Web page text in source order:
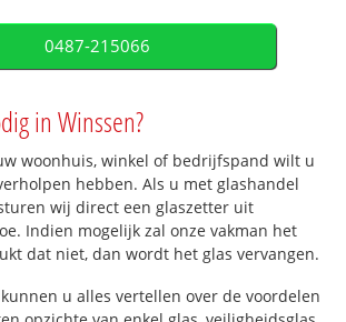
0487-215066
in Winssen?
woonhuis, winkel of bedrijfspand wilt u
hebben. Als u met glashandel
wij direct een glaszetter uit
Indien mogelijk zal onze vakman het
dat niet, dan wordt het glas vervangen.
u alles vertellen over de voordelen